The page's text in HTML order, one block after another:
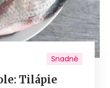
Snadné
Tilápie